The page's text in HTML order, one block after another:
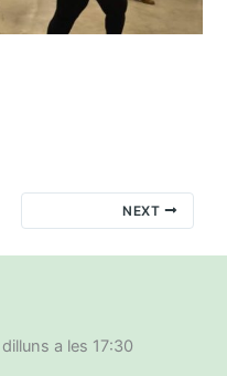
NEXT
dilluns a les 17:30